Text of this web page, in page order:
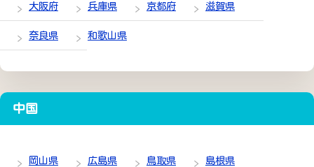
大阪府 兵庫県 京都府 滋賀県
奈良県 和歌山県
中国
岡山県 広島県 鳥取県 島根県